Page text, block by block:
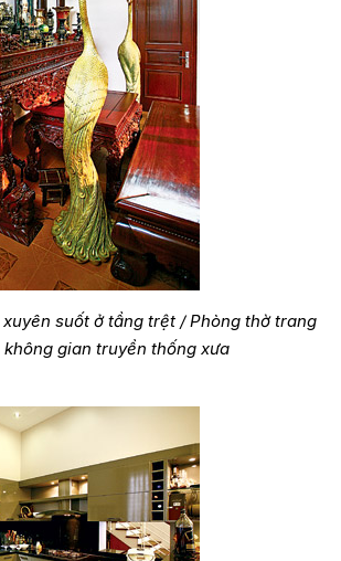
suốt ở tầng trệt / Phòng thờ trang
gian truyền thống xưa